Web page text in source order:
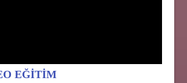
EĞİTİM